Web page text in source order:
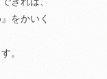
をかいく
。